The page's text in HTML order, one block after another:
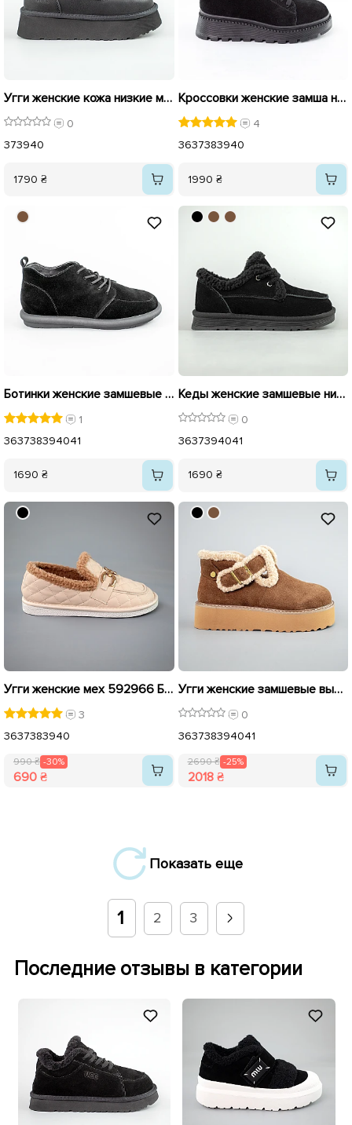
Угги женские кожа низкие мех 593600 Черные
0
373940
1790 ₴
Кроссовки женские замша на меху 593171 Черные
4
3637383940
1990 ₴
Ботинки женские замшевые низкие мех 593546 Черные
1
363738394041
1690 ₴
Кеды женские замшевые низкие на меху 593530 Черные
0
3637394041
1690 ₴
Угги женские мех 592966 Бежевые распродажа
3
3637383940
990 ₴ -30%
690 ₴
Угги женские замшевые высокие мех 593354 Коричневые. распродажа
0
363738394041
2690 ₴ -25%
2018 ₴
Показать еще
1 2 3
Последние отзывы в категории